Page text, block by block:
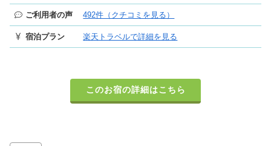
ご利用者の声 492件（クチコミを見る）
宿泊プラン 楽天トラベルで詳細を見る
このお宿の詳細はこちら